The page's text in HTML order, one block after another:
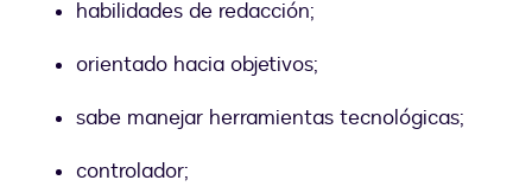
habilidades de redacción;
orientado hacia objetivos;
sabe manejar herramientas tecnológicas;
controlador;